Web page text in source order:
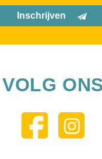
Inschrijven
VOLG ONS